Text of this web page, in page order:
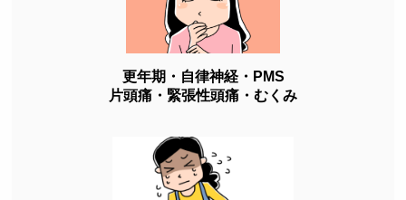
更年期・自律神経・PMS
片頭痛・緊張性頭痛・むくみ